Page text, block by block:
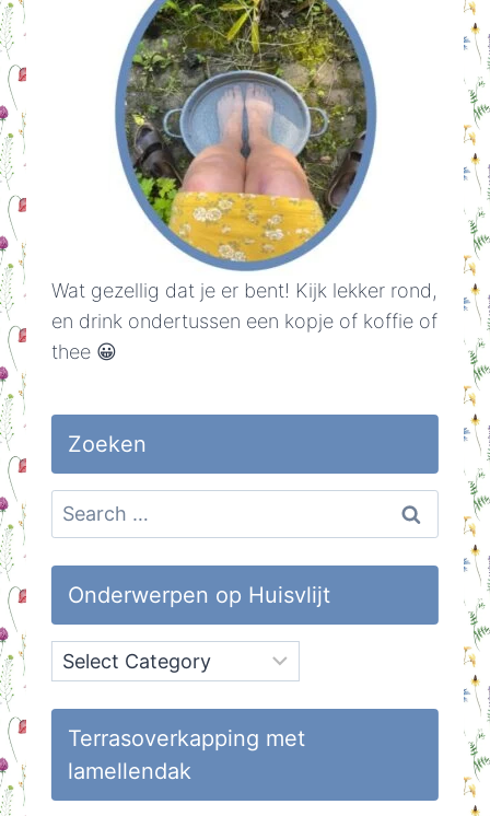
Wat gezellig dat je er bent! Kijk lekker rond,
en drink ondertussen een kopje of koffie of
thee 😀
Zoeken
Search
for:
Onderwerpen op Huisvlijt
Onderwerpen
op
Huisvlijt
Terrasoverkapping met
lamellendak